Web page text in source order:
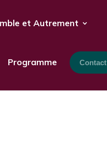
et Autrement
Programme Contact